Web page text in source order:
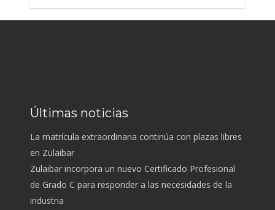
Últimas noticias
La matrícula extraordinaria continúa con plazas libres
en Zulaibar
Zulaibar incorpora un nuevo Certificado Profesional
de Grado C para responder a las necesidades de la
industria